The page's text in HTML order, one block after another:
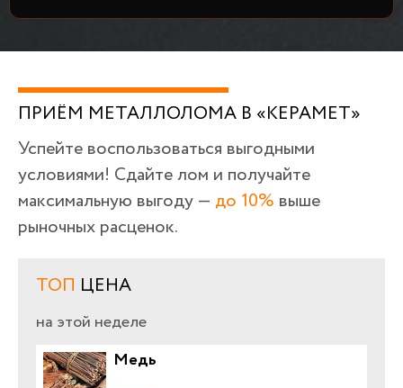
ПРИЁМ МЕТАЛЛОЛОМА В «КЕРАМЕТ»
Успейте воспользоваться выгодными
условиями! Сдайте лом и получайте
максимальную выгоду — до 10% выше
рыночных расценок.
ТОП ЦЕНА
на этой неделе
Медь